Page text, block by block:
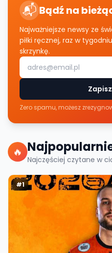
📬 Bądź na
Najważniejsze newsy ze
piłki ręcznej, raz w
skrzynkę.
Zero spamu, możesz
🔥
Najczęściej czytane w
#1